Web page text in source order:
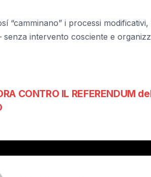
“camminano” i processi
senza intervento cosciente e
CONTRO IL REFERENDUM